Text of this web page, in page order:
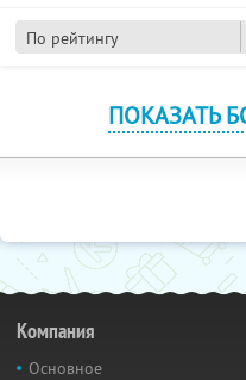
По рейтингу
ПОКАЗАТЬ
Компания
Основное